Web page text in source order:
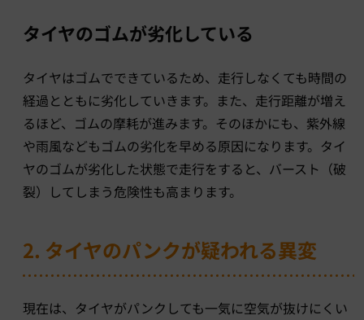
タイヤのゴムが劣化している
タイヤはゴムでできているため、走行しなくても時間の
経過とともに劣化していきます。また、走行距離が増え
るほど、ゴムの摩耗が進みます。そのほかにも、紫外線
や雨風などもゴムの劣化を早める原因になります。タイ
ヤのゴムが劣化した状態で走行をすると、バースト（破
裂）してしまう危険性も高まります。
2. タイヤのパンクが疑われる異変
現在は、タイヤがパンクしても一気に空気が抜けにくい